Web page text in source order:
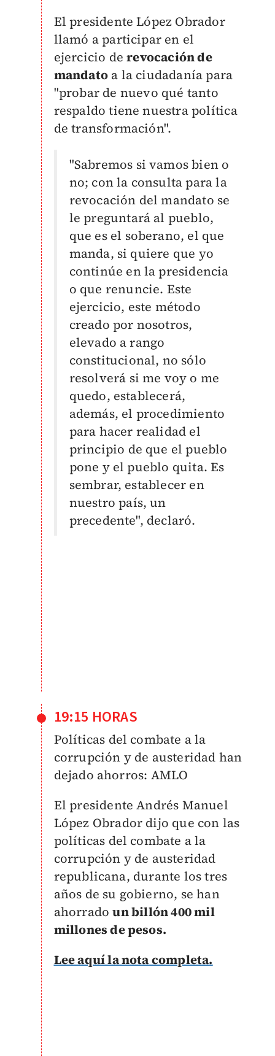
El presidente López Obrador
llamó a participar en el
ejercicio derevocación de
mandatoa la ciudadanía para
"probar de nuevo qué tanto
respaldo tiene nuestra política
de transformación".
"Sabremos si vamos bien o
no; con la consulta para la
revocación del mandato se
le preguntará al pueblo,
que es el soberano, el que
manda, si quiere que yo
continúe en la presidencia
o que renuncie. Este
ejercicio, este método
creado por nosotros,
elevado a rango
constitucional, no sólo
resolverá si me voy o me
quedo, establecerá,
además, el procedimiento
para hacer realidad el
principio de que el pueblo
pone y el pueblo quita. Es
sembrar, establecer en
nuestro país, un
precedente", declaró.
19:15 HORAS
Políticas del combate a la
corrupción y de austeridad han
dejado ahorros: AMLO
El presidente Andrés Manuel
López Obrador dijo que con las
políticas del combate a la
corrupción y de austeridad
republicana, durante los tres
años de su gobierno, se han
ahorradoun billón 400 mil
millones de pesos.
Lee aquí la nota completa.